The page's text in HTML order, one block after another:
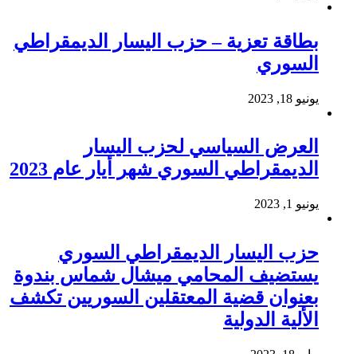
بطاقة تعزية – حزب اليسار الديمقراطي
السوري
يونيو 18, 2023
العرض السياسي لحزب اليسار
الديمقراطي السوري شهر أيار عام 2023
يونيو 1, 2023
حزب اليسار الديمقراطي السوري
يستضيف المحامي ميشال شماس بندوة
بعنوان قضية المعتقلين السوريين تكشف
الألية الدولية